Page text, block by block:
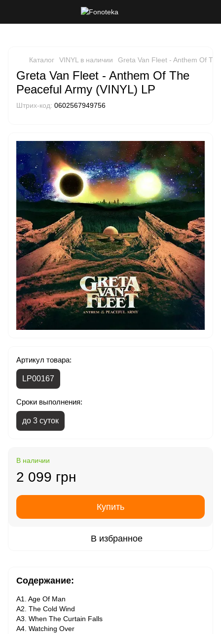
Каталог VINYL в наличии Greta Van Fleet - Anthem Of
Greta Van Fleet - Anthem Of The
Peaceful Army (VINYL) LP
Штрих-код: 0602567949756
Артикул товара:
LP00167
Сроки выполнения:
до 3 суток
В наличии
2 099 грн
Купить
В избранное
Содержание:
A1. Age Of Man
A2. The Cold Wind
A3. When The Curtain Falls
A4. Watching Over